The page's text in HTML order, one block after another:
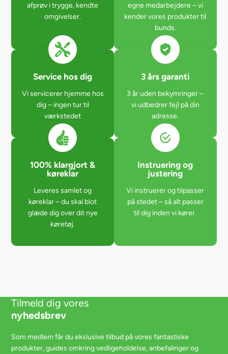
afprøv i trygge, kendte
omgivelser.
egne medarbejdere – vi
kender vores produkter til
bunds.
Service hos dig
Vi servicerer hjemme hos
dig – ingen tur til
værkstedet
3 års garanti
3 år uden bekymringer –
vi udbedrer fejl på din
adresse.
100% klargjort &
køreklar
Leveres samlet og
køreklar – du skal blot
glæde dig over dit nye
køretøj.
Instruering og
justering
Vi instruerer og tilpasser
på stedet – så alt passer
til dig inden vi kører.
Tilmeld dig vores
nyhedsbrev
Som medlem får du ekslusive tilbud på vores fantastiske
produkter, guides omkring vedligeholdelse, anbefalinger og